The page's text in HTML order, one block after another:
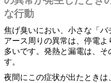
な行動
焦げ臭いにおい、小さな「
アース周りの異常は、停電
多いです。発熱と漏電は、
す。
夜間にこの症状が出たときは